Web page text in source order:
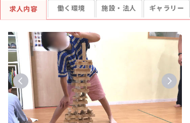
求人内容 働く環境 施設・法人 ギャラリー